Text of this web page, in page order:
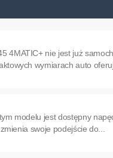
4MATIC+ nie jest już
wymiarach auto
modelu jest dostępny
swoje podejście do...